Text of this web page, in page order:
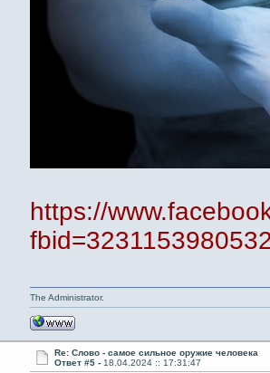
https://
The Administrator.
Re: Слово - самое сильное оружие человека
Ответ #5 - 18.04.2024 :: 17:31:47